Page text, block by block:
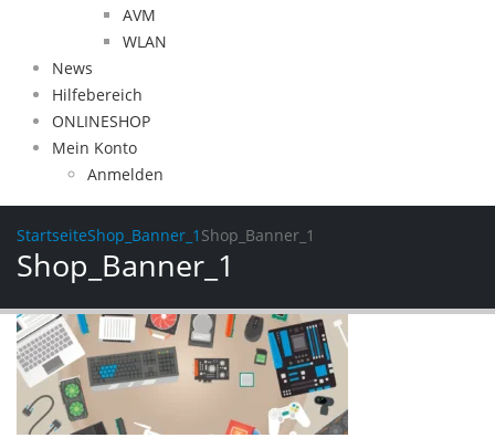
AVM
WLAN
News
Hilfebereich
ONLINESHOP
Mein Konto
Anmelden
StartseiteShop_Banner_1 Shop_Banner_1
Shop_Banner_1